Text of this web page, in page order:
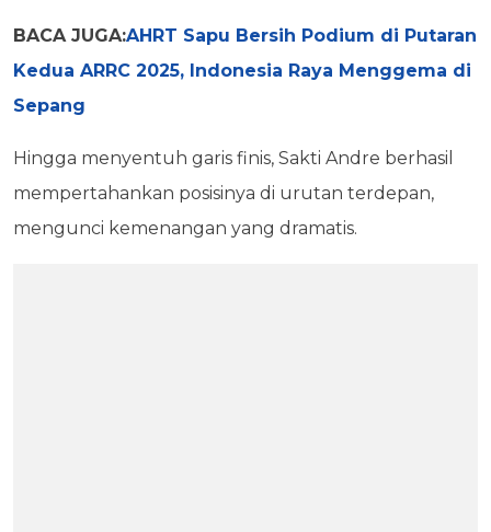
BACA JUGA:AHRT Sapu Bersih Podium di Putaran
Kedua ARRC 2025, Indonesia Raya Menggema di
Sepang
Hingga menyentuh garis finis, Sakti Andre berhasil
mempertahankan posisinya di urutan terdepan,
mengunci kemenangan yang dramatis.